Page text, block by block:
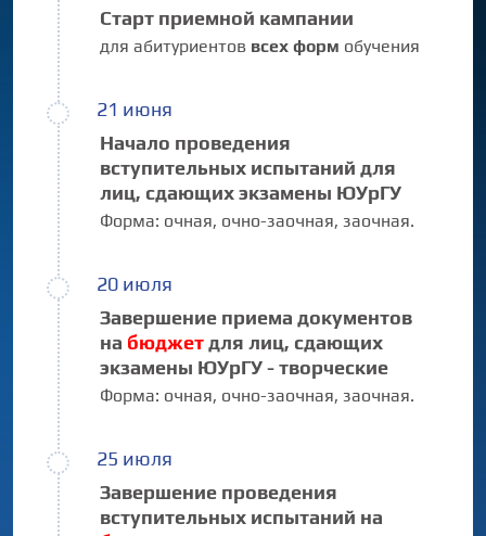
Старт приемной кампании
для абитуриентов всех форм обучения
21 июня
Начало проведения
вступительных испытаний для
лиц, сдающих экзамены ЮУрГУ
Форма: очная, очно-заочная, заочная.
20 июля
Завершение приема документов
на бюджетдля лиц, сдающих
экзамены ЮУрГУ - творческие
Форма: очная, очно-заочная, заочная.
25 июля
Завершение проведения
вступительных испытаний на